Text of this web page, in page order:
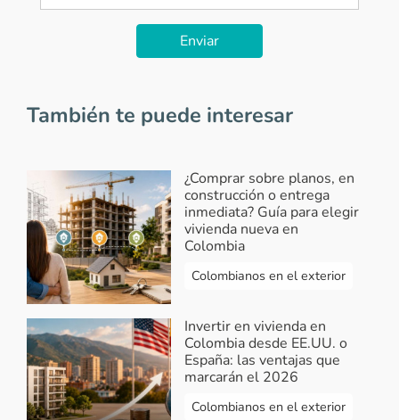
Enviar
También te puede interesar
¿Comprar sobre planos, en
construcción o entrega
inmediata? Guía para elegir
vivienda nueva en
Colombia
Colombianos en el exterior
Invertir en vivienda en
Colombia desde EE.UU. o
España: las ventajas que
marcarán el 2026
Colombianos en el exterior